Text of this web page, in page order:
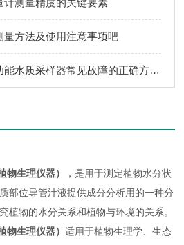
计测量精度的关键要素
量方法及使用注意事项吧
原来这才是解决多功能水质采样器常见故障的正确方法！
物生理仪器）
，是用于测定植物水分状
部位导管汁液提供成分分析用的一种分
植物的水分关系和植物与环境的关系。
物生理仪器）适用于植物生理学、生态